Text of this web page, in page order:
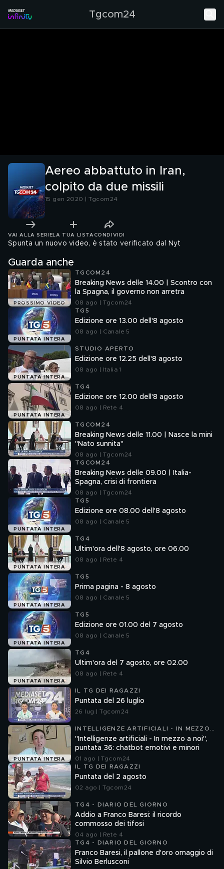
Tgcom24
Aereo abbattuto in Iran,
colpito da due missili
15 gen 2020 | Tgcom24
VAI ALLA SERIE LA TUA LISTA CONDIVIDI
Spunta un nuovo video, è stato verificato dal Nyt
Guarda anche
PROSSIMO VIDEO
TGCOM24
Breaking News delle 14.00 | Scontro con
la Spagna, il governo non arretra
08 ago | Tgcom24
PUNTATA INTERA
TG5
Edizione ore 13.00 dell'8 agosto
08 ago | Canale 5
PUNTATA INTERA
STUDIO APERTO
Edizione ore 12.25 dell'8 agosto
08 ago | Italia 1
PUNTATA INTERA
TG4
Edizione ore 12.00 dell'8 agosto
08 ago | Rete 4
TGCOM24
Breaking News delle 11.00 | Nasce la mini
"Nato sunnita"
08 ago | Tgcom24
TGCOM24
Breaking News delle 09.00 | Italia-
Spagna, crisi di frontiera
08 ago | Tgcom24
PUNTATA INTERA
TG5
Edizione ore 08.00 dell'8 agosto
08 ago | Canale 5
PUNTATA INTERA
TG4
Ultim'ora dell'8 agosto, ore 06.00
08 ago | Rete 4
PUNTATA INTERA
TG5
Prima pagina - 8 agosto
08 ago | Canale 5
PUNTATA INTERA
TG5
Edizione ore 01.00 del 7 agosto
08 ago | Canale 5
PUNTATA INTERA
TG4
Ultim'ora del 7 agosto, ore 02.00
08 ago | Rete 4
IL TG DEI RAGAZZI
Puntata del 26 luglio
26 lug | Tgcom24
PUNTATA INTERA
INTELLIGENZE ARTIFICIALI - IN MEZZO
A NOI
"Intelligenze artificiali - In mezzo a noi",
puntata 36: chatbot emotivi e minori
01 ago | Tgcom24
IL TG DEI RAGAZZI
Puntata del 2 agosto
02 ago | Tgcom24
TG4 - DIARIO DEL GIORNO
Addio a Franco Baresi: il ricordo
commosso dei tifosi
04 ago | Rete 4
TG4 - DIARIO DEL GIORNO
Franco Baresi, il pallone d'oro omaggio di
Silvio Berlusconi